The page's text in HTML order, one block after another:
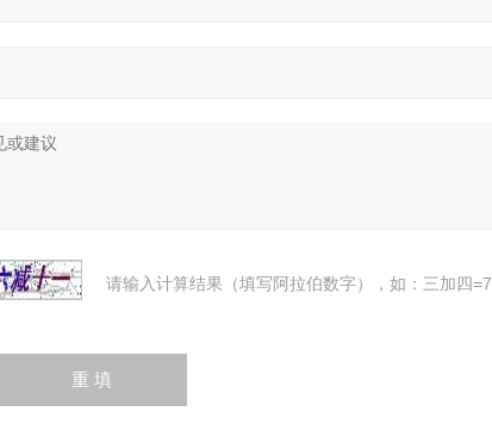
请输入计算结果（填写阿拉伯数字），如：三加四=7